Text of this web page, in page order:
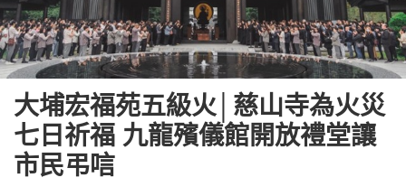
大埔宏福苑五級火│慈山寺為火災
七日祈福 九龍殯儀館開放禮堂讓
市民弔唁